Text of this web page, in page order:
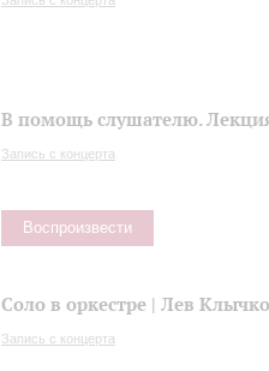
В помощь слушателю.
Запись с концерта
Воспроизвести
Соло в оркестре | Лев
Запись с концерта